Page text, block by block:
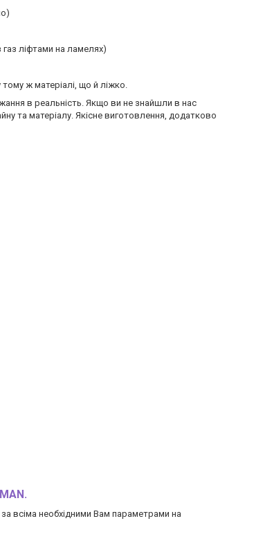
ліфтами на ламелях)
ж матеріалі, що й ліжко.
в реальність. Якщо ви не знайшли в нас
та матеріалу. Якісне виготовлення, додатково
всіма необхідними Вам параметрами на